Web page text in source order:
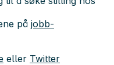
på jobb-
eller Twitter